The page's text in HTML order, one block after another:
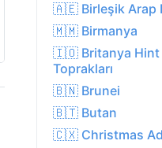
🇦🇪 Birleşik Arap
🇲🇲 Birmanya
🇮🇴 Britanya Hint
Toprakları
🇧🇳 Brunei
🇧🇹 Butan
🇨🇽 Christmas